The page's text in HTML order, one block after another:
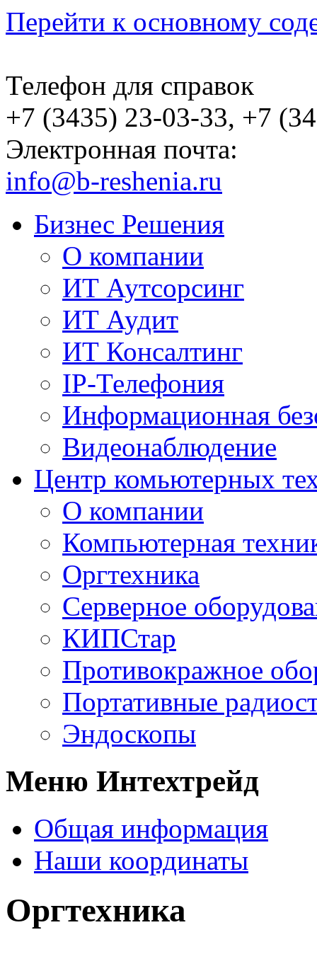
Перейти к основному
Телефон для справок
+7 (3435) 23-03-33, +7
Электронная почта:
info@b-reshenia.ru
Бизнес Решения
О компании
ИТ Аутсорсинг
ИТ Аудит
ИТ Консалтинг
IP-Телефония
Информационная
Видеонаблюдение
Центр комьютерных
О компании
Компьютерная
Оргтехника
Серверное
КИПСтар
Противокражное
Портативные
Эндоскопы
Меню Интехтрейд
Общая информация
Наши координаты
Оргтехника